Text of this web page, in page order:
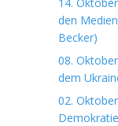
den
Becker)
08.
dem
02.